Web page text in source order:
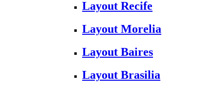
Layout Recife
Layout Morelia
Layout Baires
Layout Brasilia